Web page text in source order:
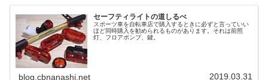
セーフティライトの道しるべ
スポーツ車を自転車店で購入するときに必ずと言っていい
ほど同時購入を勧められるものがあります。それは前照
灯、フロアポンプ、鍵。
blog.cbnanashi.net 2019.03.31